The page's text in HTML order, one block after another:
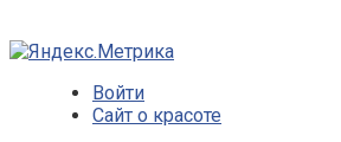
Войти
Сайт о красоте